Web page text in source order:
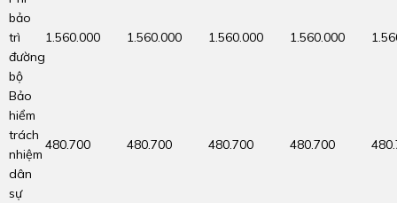
bảo
trì
đường
bộ
1.560.000 1.560.000 1.560.000 1.560.000
Bảo
hiểm
trách
nhiệm
dân
sự
480.700 480.700 480.700 480.700